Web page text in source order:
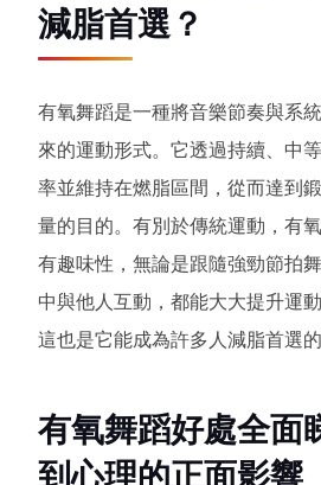
減脂首選？
有氧舞蹈是一種將音樂節奏與系
來的運動形式。它透過持續、中
率並維持在燃脂區間，從而達到
量的目的。有別於傳統運動，有
有趣味性，無論是跟隨強勁節拍
中與他人互動，都能大大提升運
這也是它能成為許多人減脂首選的
有氧舞蹈好處全面
到心理的正面影響